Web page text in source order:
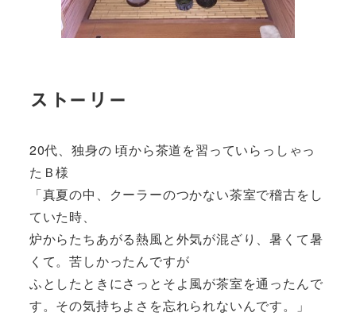
ストーリー
20代、独身の 頃から茶道を習っていらっしゃっ
たＢ様
「真夏の中、クーラーのつかない茶室で稽古をし
ていた時、
炉からたちあがる熱風と外気が混ざり、暑くて暑
くて。苦しかったんですが
ふとしたときにさっとそよ風が茶室を通ったんで
す。その気持ちよさを忘れられないんです。」